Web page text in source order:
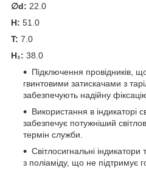
∅d: 22.0
H: 51.0
T: 7.0
H₁: 38.0
Підключення провідників,
гвинтовими затискачами з
забезпечують надійну
Використання в індикаторі
забезпечує потужніший
термін служби.
Світлосигнальні
з поліаміду, що не підтримує